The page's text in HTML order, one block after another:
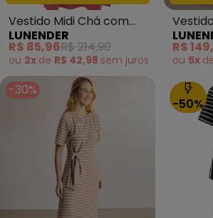
Vestido Midi Chá com
Gola Texturizada Laranja
LUNENDER
R$ 85,96R$ 214,90
ou 2x de R$ 42,98 sem juros
com
R$
ou 5x
-30%
-50%